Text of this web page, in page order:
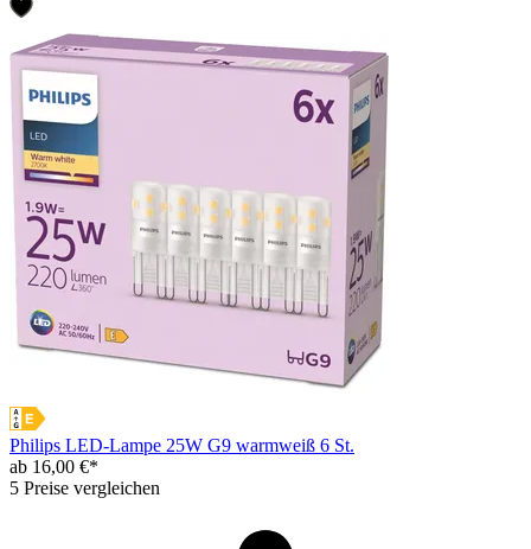
Philips LED-Lampe 25W G9 warmweiß 6 St.
ab 16,00 €*
5 Preise vergleichen